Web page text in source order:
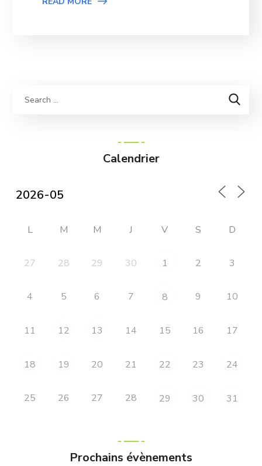
Calendrier
L M M J V S D
27 28 29 30 1 2 3
4 5 6 7 8 9 10
11 12 13 14 15 16 17
18 19 20 21 22 23 24
25 26 27 28 29 30 31
Prochains évènements